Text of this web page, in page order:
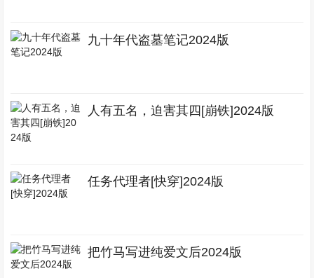
九十年代盗墓笔记2024版
人有五名，迫害其四[崩铁]2024版
任务代理者[快穿]2024版
把竹马写进纯爱文后2024版